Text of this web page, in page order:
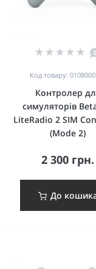
0
Код товару:
Контролер
симуляторів
LiteRadio 2 SIM
(Mode 2)
2 300 грн.
До